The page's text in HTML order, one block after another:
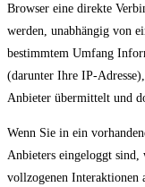
Browser eine direkte
werden, unabhängig von
bestimmtem Umfang
(darunter Ihre IP-
Anbieter übermittelt und
Wenn Sie in ein
Anbieters eingeloggt
vollzogenen Interaktionen